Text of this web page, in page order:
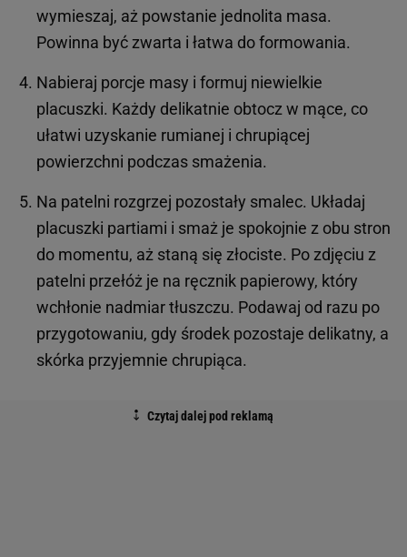
wymieszaj, aż powstanie jednolita masa.
Powinna być zwarta i łatwa do formowania.
Nabieraj porcje masy i formuj niewielkie
placuszki. Każdy delikatnie obtocz w mące, co
ułatwi uzyskanie rumianej i chrupiącej
powierzchni podczas smażenia.
Na patelni rozgrzej pozostały smalec. Układaj
placuszki partiami i smaż je spokojnie z obu stron
do momentu, aż staną się złociste. Po zdjęciu z
patelni przełóż je na ręcznik papierowy, który
wchłonie nadmiar tłuszczu. Podawaj od razu po
przygotowaniu, gdy środek pozostaje delikatny, a
skórka przyjemnie chrupiąca.